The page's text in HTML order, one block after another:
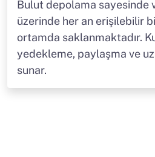
Bulut depolama sayesinde
üzerinde her an erişilebilir
ortamda saklanmaktadır.
yedekleme, paylaşma ve
sunar.